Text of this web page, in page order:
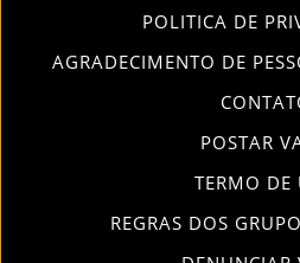
POLITICA DE
AGRADECIMENTO DE
POSTAR
TERMO DE
REGRAS DOS